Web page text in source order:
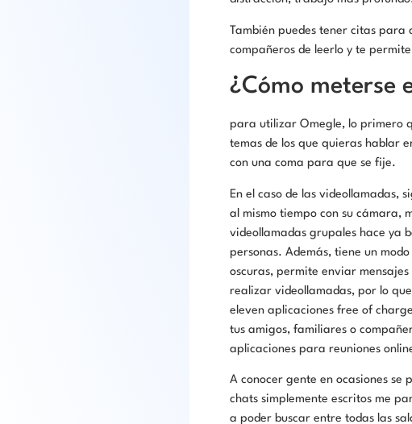
También puedes tener citas
compañeros de leerlo y te
¿Cómo meterse
para utilizar Omegle, lo primero
temas de los que quieras hablar
con una coma para que se fije.
En el caso de las videollamadas,
al mismo tiempo con su cámara,
videollamadas grupales hace ya
personas. Además, tiene un
oscuras, permite enviar
realizar videollamadas, por lo
eleven aplicaciones free of
tus amigos, familiares o
aplicaciones para reuniones
A conocer gente en ocasiones se
chats simplemente escritos me
a poder buscar entre todas las